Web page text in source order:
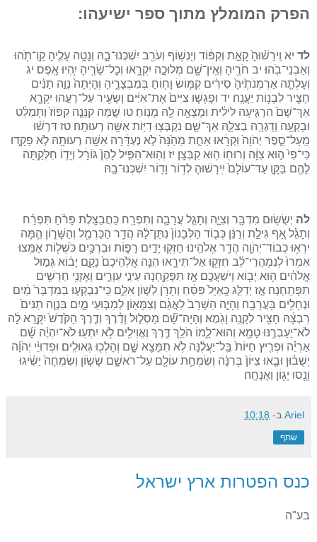
הפרק המומלץ מתוך ספר ישיעהו:
לד יא וִֽירֵשׁ֨וּהָ֙ קָאַ֣ת וְקִפּ֔וֹד וְיַנְשׁ֥וֹף וְעֹרֵ֖ב יִשְׁכְּנוּ־בָ֑הּ וְנָטָ֥ה עָלֶ֛יהָ קַֽו־תֹ֖הוּ
וְאַבְנֵי־בֹֽהוּ׃ יב חֹרֶ֥יהָ וְאֵֽין־שָׁ֖ם מְלוּכָ֣ה יִקְרָ֑אוּ וְכׇל־שָׂרֶ֖יהָ יִ֥הְיוּ אָֽפֶס׃ יג
וְעָלְתָ֤ה אַרְמְנֹתֶ֙יהָ֙ סִירִ֔ים קִמּ֥וֹשׂ וָח֖וֹחַ בְּמִבְצָרֶ֑יהָ וְהָיְתָה֙ נְוֵ֣ה תַנִּ֔ים
חָצִ֖יר לִבְנ֥וֹת יַעֲנָֽה׃ יד וּפָגְשׁ֤וּ צִיִּים֙ אֶת־אִיִּ֔ים וְשָׂעִ֖יר עַל־רֵעֵ֣הוּ יִקְרָ֑א
אַךְ־שָׁם֙ הִרְגִּ֣יעָה לִּילִ֔ית וּמָצְאָ֥ה לָ֖הּ מָנֽוֹחַ׃ טו שָׁ֣מָּה קִנְּנָ֤ה קִפּוֹז֙ וַתְּמַלֵּ֔ט
וּבָקְעָ֖ה וְדָגְרָ֣ה בְצִלָּ֑הּ אַךְ־שָׁ֛ם נִקְבְּצ֥וּ דַיּ֖וֹת אִשָּׁ֥ה רְעוּתָֽהּ׃ טז דִּרְשׁ֨וּ
מֵֽעַל־סֵ֤פֶר יְהֹוָה֙ וּֽקְרָ֔אוּ אַחַ֤ת מֵהֵ֙נָּה֙ לֹ֣א נֶעְדָּ֔רָה אִשָּׁ֥ה רְעוּתָ֖הּ לֹ֣א פָקָ֑דוּ
כִּי־פִי֙ ה֣וּא צִוָּ֔ה וְרוּח֖וֹ ה֥וּא קִבְּצָֽן׃ יז וְהֽוּא־הִפִּ֤יל לָהֶן֙ גּוֹרָ֔ל וְיָד֛וֹ חִלְּקַ֥תָּה
לָהֶ֖ם בַּקָּ֑ו עַד־עוֹלָם֙ יִֽירָשׁ֔וּהָ לְד֥וֹר וָד֖וֹר יִשְׁכְּנוּ־בָֽהּ׃
לה יְשֻׂשׂ֥וּם מִדְבָּ֖ר וְצִיָּ֑ה וְתָגֵ֧ל עֲרָבָ֛ה וְתִפְרַ֖ח כַּחֲבַצָּֽלֶת׃ פָּרֹ֨חַ תִּפְרַ֜ח
וְתָגֵ֗ל אַ֚ף גִּילַ֣ת וְרַנֵּ֔ן כְּב֤וֹד הַלְּבָנוֹן֙ נִתַּן־לָ֔הּ הֲדַ֥ר הַכַּרְמֶ֖ל וְהַשָּׁר֑וֹן הֵ֛מָּה
יִרְא֥וּ כְבוֹד־יְהֹוָ֖ה הֲדַ֥ר אֱלֹהֵֽינוּ׃ חַזְּק֖וּ יָדַ֣יִם רָפ֑וֹת וּבִרְכַּ֥יִם כֹּשְׁל֖וֹת אַמֵּֽצוּ׃
אִמְרוּ֙ לְנִמְהֲרֵי־לֵ֔ב חִזְק֖וּ אַל־תִּירָ֑אוּ הִנֵּ֤ה אֱלֹֽהֵיכֶם֙ נָקָ֣ם יָב֔וֹא גְּמ֣וּל
אֱלֹהִ֔ים ה֥וּא יָב֖וֹא וְיֹשַׁעֲכֶֽם׃ אָ֥ז תִּפָּקַ֖חְנָה עֵינֵ֣י עִוְרִ֑ים וְאׇזְנֵ֥י חֵרְשִׁ֖ים
תִּפָּתַֽחְנָה׃ אָ֣ז יְדַלֵּ֤ג כָּֽאַיָּל֙ פִּסֵּ֔חַ וְתָרֹ֖ן לְשׁ֣וֹן אִלֵּ֑ם כִּֽי־נִבְקְע֤וּ בַמִּדְבָּר֙ מַ֔יִם
וּנְחָלִ֖ים בָּעֲרָבָֽה׃ וְהָיָ֤ה הַשָּׁרָב֙ לַאֲגַ֔ם וְצִמָּא֖וֹן לְמַבּ֣וּעֵי מָ֑יִם בִּנְוֵ֤ה תַנִּים֙
רִבְצָ֔הּ חָצִ֖יר לְקָנֶ֥ה וָגֹֽמֶא׃ וְהָיָה־שָׁ֞ם מַסְל֣וּל וָדֶ֗רֶךְ וְדֶ֤רֶךְ הַקֹּ֙דֶשׁ֙ יִקָּ֣רֵא לָ֔הּ
לֹא־יַעַבְרֶ֥נּוּ טָמֵ֖א וְהוּא־לָ֑מוֹ הֹלֵ֥ךְ דֶּ֛רֶךְ וֶאֱוִילִ֖ים לֹ֥א יִתְעֽוּ׃ לֹא־יִהְיֶ֨ה שָׁ֜ם
אַרְיֵ֗ה וּפְרִ֤יץ חַיּוֹת֙ בַּֽל־יַעֲלֶ֔נָּה לֹ֥א תִמָּצֵ֖א שָׁ֑ם וְהָלְכ֖וּ גְּאוּלִֽים׃ וּפְדוּיֵ֨י יְהֹוָ֜ה
יְשֻׁב֗וּן וּבָ֤אוּ צִיּוֹן֙ בְּרִנָּ֔ה וְשִׂמְחַ֥ת עוֹלָ֖ם עַל־רֹאשָׁ֑ם שָׂשׂ֤וֹן וְשִׂמְחָה֙ יַשִּׂ֔יגוּ
וְנָ֖סוּ יָג֥וֹן וַאֲנָחָֽה׃
Ariel ב- 10:18
שתף
כנס הפטרות ארץ ישראל
בע"ה